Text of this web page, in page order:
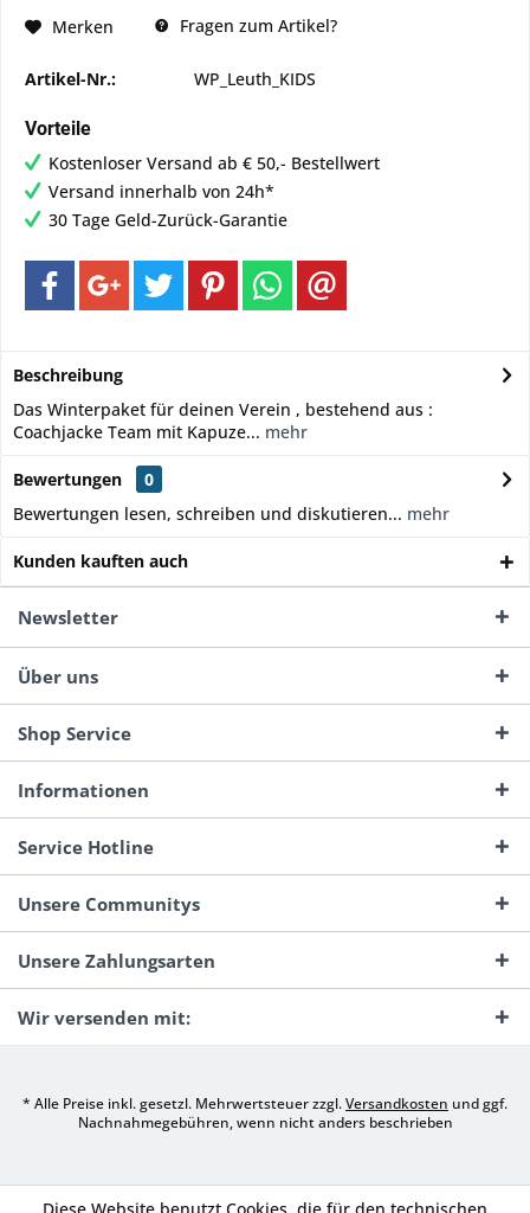
Merken Fragen zum Artikel?
Artikel-Nr.: WP_Leuth_KIDS
Vorteile
Kostenloser Versand ab € 50,- Bestellwert
Versand innerhalb von 24h*
30 Tage Geld-Zurück-Garantie
Beschreibung
Das Winterpaket für deinen Verein , bestehend aus :
Coachjacke Team mit Kapuze... mehr
Bewertungen
0
Bewertungen lesen, schreiben und diskutieren... mehr
Kunden kauften auch
Newsletter
Über uns
Shop Service
Informationen
Service Hotline
Unsere Communitys
Unsere Zahlungsarten
Wir versenden mit:
* Alle Preise inkl. gesetzl. Mehrwertsteuer zzgl.Versandkosten und ggf.
Nachnahmegebühren, wenn nicht anders beschrieben